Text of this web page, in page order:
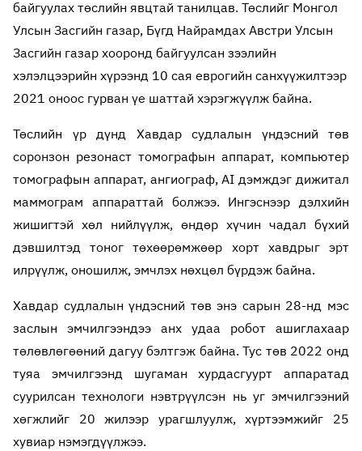
байгуулах төслийн явцтай танилцав. Төслийг Монгол
Улсын Засгийн газар, Бүгд Найрамдах Австри Улсын
Засгийн газар хооронд байгуулсан зээлийн
хэлэлцээрийн хүрээнд 10 сая еврогийн санхүүжилтээр
2021 оноос гурван үе шаттай хэрэгжүүлж байна.
Төслийн үр дүнд Хавдар судлалын үндэсний төв
соронзон резонаст томографын аппарат, компьютер
томографын аппарат, ангиограф, AI дэмждэг дижитал
маммограм аппараттай болжээ. Ингэснээр дэлхийн
жишигтэй хөл нийлүүлж, өндөр хүчин чадал бүхий
дэвшилтэд тоног төхөөрөмжөөр хорт хавдрыг эрт
илрүүлж, оношилж, эмчлэх нөхцөл бүрдэж байна.
Хавдар судлалын үндэсний төв энэ сарын 28-нд мэс
заслын эмчилгээндээ анх удаа робот ашиглахаар
төлөвлөгөөний дагуу бэлтгэж байна. Тус төв 2022 онд
туяа эмчилгээнд шугаман хурдасгуурт аппаратад
суурилсан технологи нэвтрүүлсэн нь уг эмчилгээний
хөгжлийг 20 жилээр урагшлуулж, хүртээмжийг 25
хувиар нэмэгдүүлжээ.